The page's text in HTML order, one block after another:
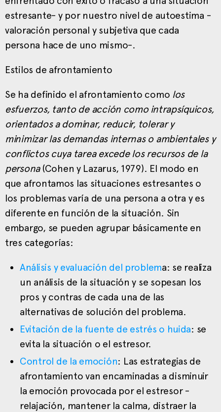
estresante- y por nuestro nivel de autoestima -
valoración personal y subjetiva que cada
persona hace de uno mismo-.
Estilos de afrontamiento
Se ha definido el afrontamiento como los
esfuerzos, tanto de acción como intrapsíquicos,
orientados a dominar, reducir, tolerar y
minimizar las demandas internas o ambientales y
conflictos cuya tarea excede los recursos de la
persona(Cohen y Lazarus, 1979). El modo en
que afrontamos las situaciones estresantes o
los problemas varía de una persona a otra y es
diferente en función de la situación. Sin
embargo, se pueden agrupar básicamente en
tres categorías:
Análisis y evaluación del problema: se realiza
un análisis de la situación y se sopesan los
pros y contras de cada una de las
alternativas de solución del problema.
Evitación de la fuente de estrés o huida: se
evita la situación o el estresor.
Control de la emoción: Las estrategias de
afrontamiento van encaminadas a disminuir
la emoción provocada por el estresor -
relajación, mantener la calma, distraer la